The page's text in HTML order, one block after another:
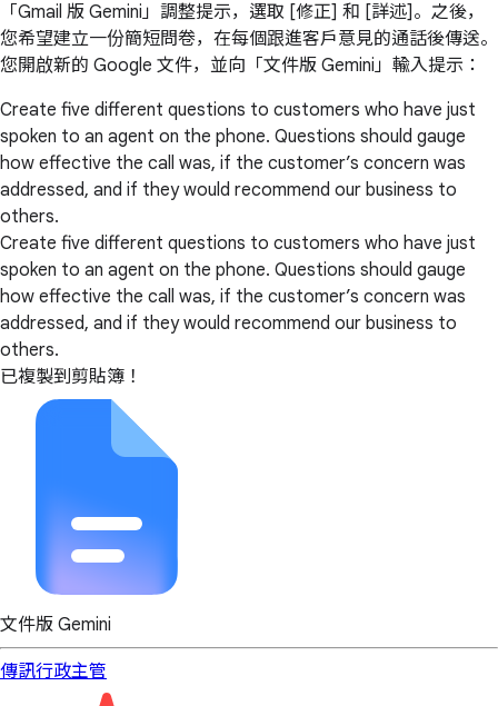
「Gmail 版 Gemini」調整提示，選取 [修正] 和 [詳述]。之後，
您希望建立一份簡短問卷，在每個跟進客戶意見的通話後傳送。
您開啟新的 Google 文件，並向「文件版 Gemini」輸入提示：
Create five different questions to customers who have just
spoken to an agent on the phone. Questions should gauge
how effective the call was, if the customer’s concern was
addressed, and if they would recommend our business to
others.
Create five different questions to customers who have just
spoken to an agent on the phone. Questions should gauge
how effective the call was, if the customer’s concern was
addressed, and if they would recommend our business to
others.
已複製到剪貼簿！
文件版 Gemini
傳訊行政主管